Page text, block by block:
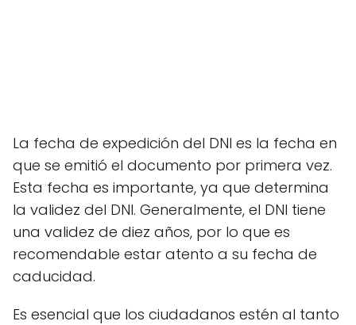
La fecha de expedición del DNI es la fecha en
que se emitió el documento por primera vez.
Esta fecha es importante, ya que determina
la validez del DNI. Generalmente, el DNI tiene
una validez de diez años, por lo que es
recomendable estar atento a su fecha de
caducidad.
Es esencial que los ciudadanos estén al tanto